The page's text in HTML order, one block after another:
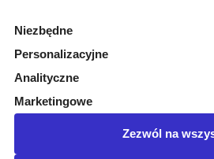
Województwo realizacji
Miejscowość organizatora
Posiadamy certyfikat:
Niezbędne
Personalizacyjne
Analityczne
Marketingowe
Zezwól na